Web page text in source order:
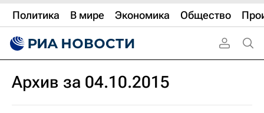
Политика В мире Экономика Общество
Архив за 04.10.2015